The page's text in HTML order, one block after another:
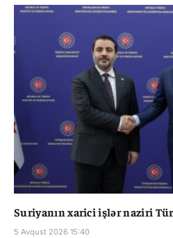
Suriyanın xarici işlər naziri
5 Avqust 2026 15:40